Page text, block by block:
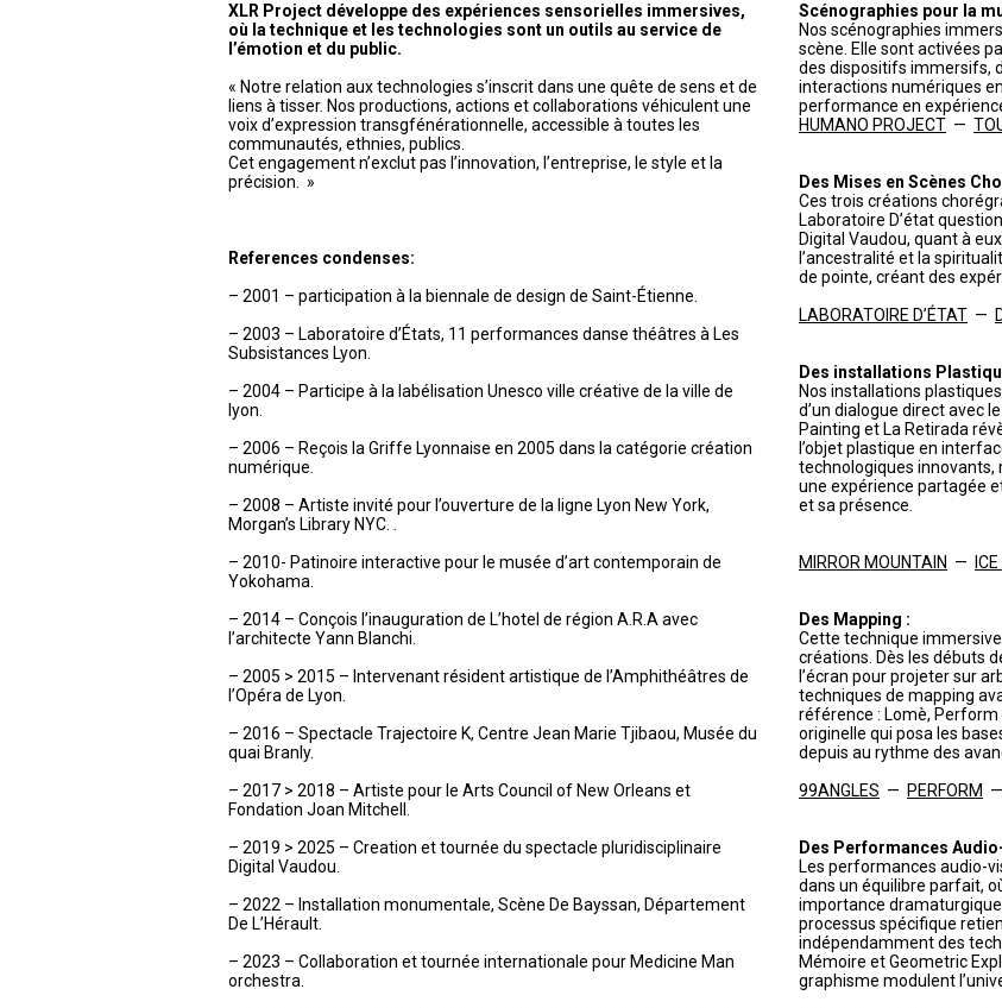
XLR Project développe des expériences sensorielles immersives,
où la technique et les technologies sont un outils au service de
l’émotion et du public.
« Notre relation aux technologies s’inscrit dans une quête de sens et de
liens à tisser. Nos productions, actions et collaborations véhiculent une
voix d’expression transgfénérationnelle, accessible à toutes les
communautés, ethnies, publics.
Cet engagement n’exclut pas l’innovation, l’entreprise, le style et la
précision. »
References condenses:
– 2001 – participation à la biennale de design de Saint-Étienne.
– 2003 – Laboratoire d’États, 11 performances danse théâtres à Les
Subsistances Lyon.
– 2004 – Participe à la labélisation Unesco ville créative de la ville de
lyon.
– 2006 – Reçois la Griffe Lyonnaise en 2005 dans la catégorie création
numérique.
– 2008 – Artiste invité pour l’ouverture de la ligne Lyon New York,
Morgan’s Library NYC. .
– 2010- Patinoire interactive pour le musée d’art contemporain de
Yokohama.
– 2014 – Conçois l’inauguration de L’hotel de région A.R.A avec
l’architecte Yann Blanchi.
– 2005 > 2015 – Intervenant résident artistique de l’Amphithéâtres de
l’Opéra de Lyon.
– 2016 – Spectacle Trajectoire K, Centre Jean Marie Tjibaou, Musée du
quai Branly.
– 2017 > 2018 – Artiste pour le Arts Council of New Orleans et
Fondation Joan Mitchell.
– 2019 > 2025 – Creation et tournée du spectacle pluridisciplinaire
Digital Vaudou.
– 2022 – Installation monumentale, Scène De Bayssan, Département
De L’Hérault.
– 2023 – Collaboration et tournée internationale pour Medicine Man
orchestra.
Scénographies pour la
Nos scénographies
scène. Elle sont activées
des dispositifs immersifs,
interactions numériques
performance en
HUMANO PROJECT —
Des Mises en Scènes
Ces trois créations
Laboratoire D’état
Digital Vaudou, quant à
l’ancestralité et la
de pointe, créant des
LABORATOIRE D’ÉTAT —
Des installations
Nos installations
d’un dialogue direct avec
Painting et La Retirada
l’objet plastique en
technologiques innovants,
une expérience partagée
et sa présence.
MIRROR MOUNTAIN —
Des Mapping :
Cette technique
créations. Dès les débuts
l’écran pour projeter sur
techniques de mapping
référence : Lomè,
originelle qui posa les
depuis au rythme des
99ANGLES — PERFORM —
Des Performances
Les performances audio-
dans un équilibre parfait,
importance
processus spécifique
indépendamment des
Mémoire et Geometric
graphisme modulent